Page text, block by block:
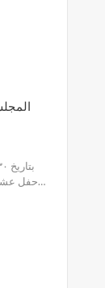
حفل…